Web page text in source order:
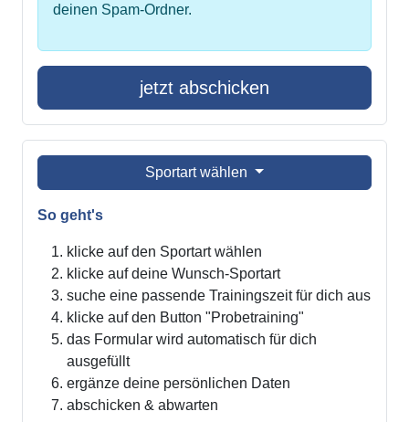
deinen Spam-Ordner.
jetzt abschicken
Sportart wählen
So geht's
klicke auf den Sportart wählen
klicke auf deine Wunsch-Sportart
suche eine passende Trainingszeit für dich aus
klicke auf den Button "Probetraining"
das Formular wird automatisch für dich
ausgefüllt
ergänze deine persönlichen Daten
abschicken & abwarten